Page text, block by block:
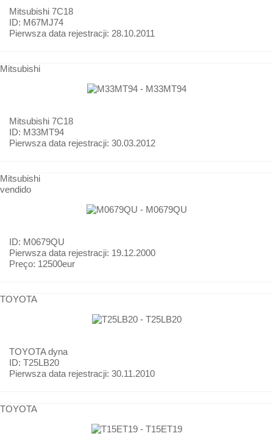
Mitsubishi 7C18
ID: M67MJ74
Pierwsza data rejestracji: 28.10.2011
Mitsubishi
Mitsubishi 7C18
ID: M33MT94
Pierwsza data rejestracji: 30.03.2012
Mitsubishi
vendido
ID: M0679QU
Pierwsza data rejestracji: 19.12.2000
Preço: 12500eur
TOYOTA
TOYOTAdyna
ID: T25LB20
Pierwsza data rejestracji: 30.11.2010
TOYOTA